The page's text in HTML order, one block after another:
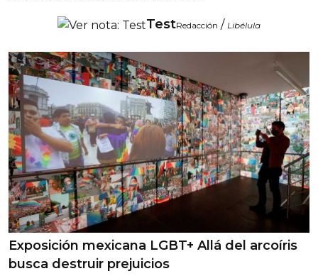
TestRedacción / Libélula
Exposición mexicana LGBT+ Allá del arcoíris
busca destruir prejuicios